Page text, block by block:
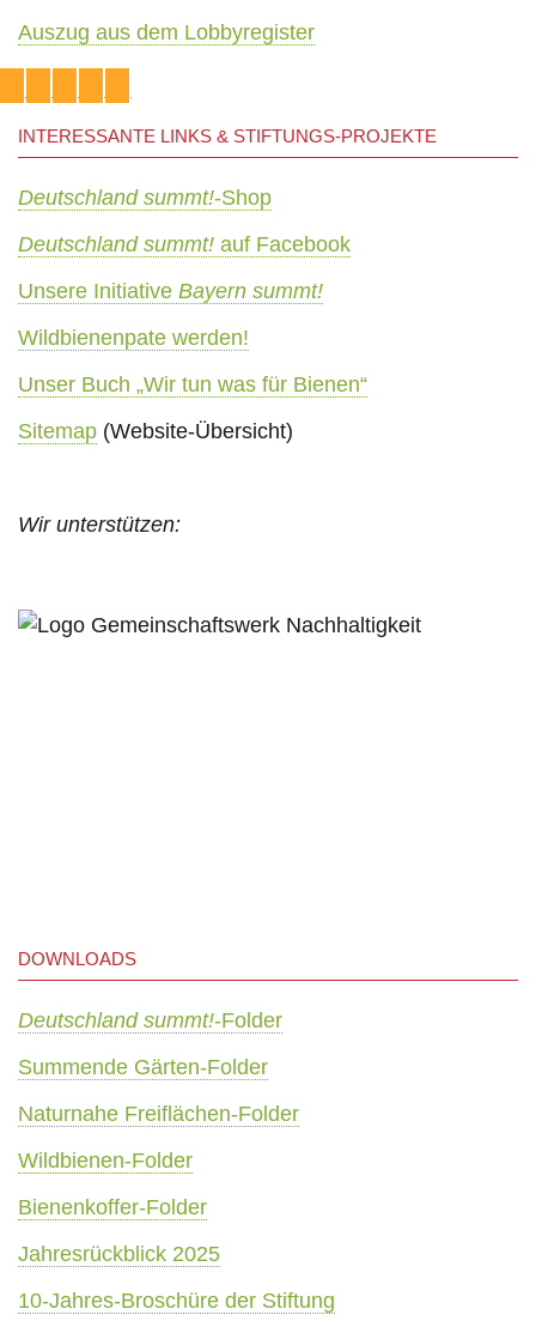
Auszug aus dem Lobbyregister
INTERESSANTE LINKS & STIFTUNGS-PROJEKTE
Deutschland summt!-Shop
Deutschland summt! auf Facebook
Unsere Initiative Bayern summt!
Wildbienenpate werden!
Unser Buch „Wir tun was für Bienen“
Sitemap (Website-Übersicht)
Wir unterstützen:
DOWNLOADS
Deutschland summt!-Folder
Summende Gärten-Folder
Naturnahe Freiflächen-Folder
Wildbienen-Folder
Bienenkoffer-Folder
Jahresrückblick 2025
10-Jahres-Broschüre der Stiftung